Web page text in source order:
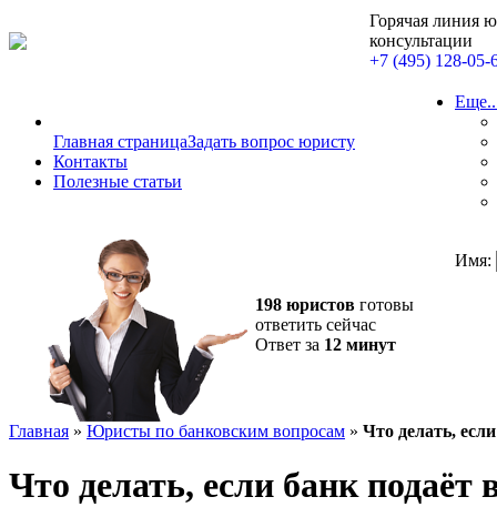
Горячая линия
консультации
+7 (495) 128-05-
Главная страницаЗадать вопрос юристу
Контакты
Полезные статьи
198 юристов готовы
ответить сейчас
Ответ за 12 минут
Имя:
Главная » Юристы по банковским вопросам » Что делать,
Что делать, если банк подаёт